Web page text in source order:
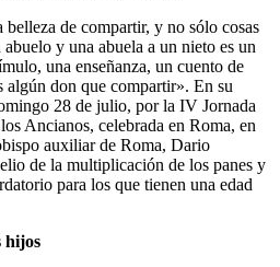
belleza de compartir, y no sólo cosas
y una abuela a un nieto es un
una enseñanza, un cuento de
don que compartir». En su
28 de julio, por la IV Jornada
Ancianos, celebrada en Roma, en
auxiliar de Roma, Dario
de la multiplicación de los panes y
para los que tienen una edad
hijos